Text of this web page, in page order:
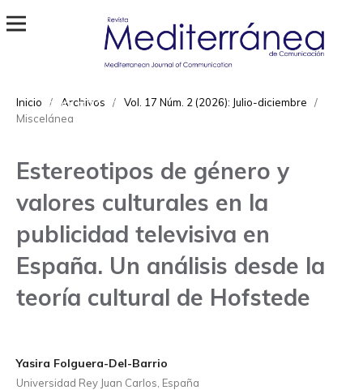
1989-872X
Inicio / Archivos / Vol. 17 Núm. 2 (2026): Julio-diciembre
/
Miscelánea
Estereotipos de género y
valores culturales en la
publicidad televisiva en
España. Un análisis desde la
teoría cultural de Hofstede
Yasira Folguera-Del-Barrio
Universidad Rey Juan Carlos, España